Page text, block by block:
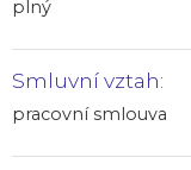
plný
Smluvní vztah:
pracovní smlouva